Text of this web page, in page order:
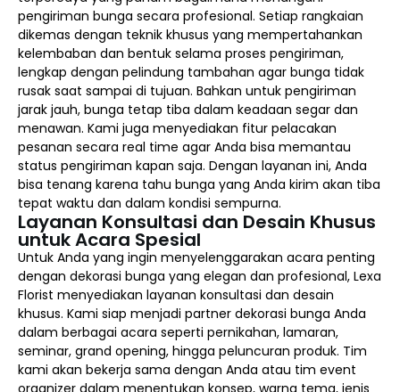
pengiriman bunga secara profesional. Setiap rangkaian
dikemas dengan teknik khusus yang mempertahankan
kelembaban dan bentuk selama proses pengiriman,
lengkap dengan pelindung tambahan agar bunga tidak
rusak saat sampai di tujuan. Bahkan untuk pengiriman
jarak jauh, bunga tetap tiba dalam keadaan segar dan
menawan. Kami juga menyediakan fitur pelacakan
pesanan secara real time agar Anda bisa memantau
status pengiriman kapan saja. Dengan layanan ini, Anda
bisa tenang karena tahu bunga yang Anda kirim akan tiba
tepat waktu dan dalam kondisi sempurna.
Layanan Konsultasi dan Desain Khusus
untuk Acara Spesial
Untuk Anda yang ingin menyelenggarakan acara penting
dengan dekorasi bunga yang elegan dan profesional, Lexa
Florist menyediakan layanan konsultasi dan desain
khusus. Kami siap menjadi partner dekorasi bunga Anda
dalam berbagai acara seperti pernikahan, lamaran,
seminar, grand opening, hingga peluncuran produk. Tim
kami akan bekerja sama dengan Anda atau tim event
organizer dalam menentukan konsep, warna tema, jenis